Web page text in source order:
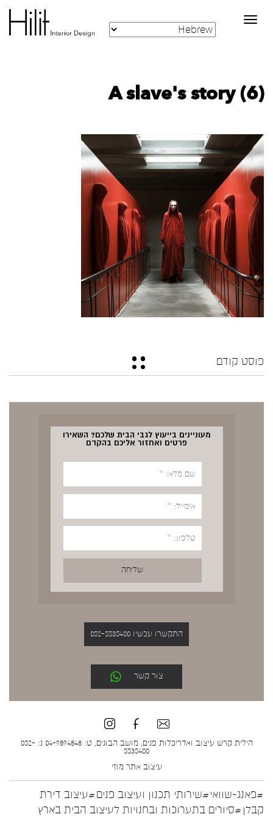
Toggle
navigation
A slave's story (6)
פוסט קודם
מעוניינים בייעוץ לגבי הבית שלכם? השאירו
פרטים ואחזור אליכם בהקדם
התקשרו עכשיו 052-5535400
צור קשר
הילית קרש עיצוב ואדריכלות פנים, מושב הבונים, ט: 04-9894848 נ: 052-
5535400
עיצוב אתר מוזי
#פאנג-שוואי#שירותי תכנון ועיצוב פנים#עיצוב דירת
קבלן #סיורים בתערוכות ובחנויות לעיצוב הבית בארץ